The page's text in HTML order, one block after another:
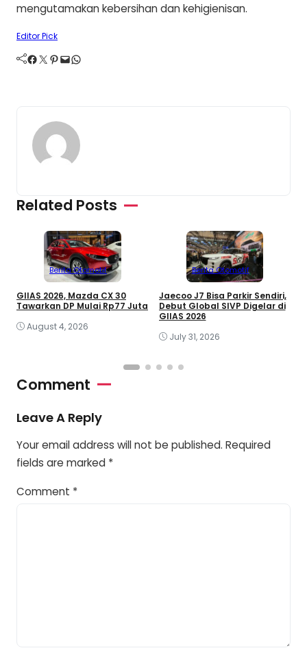
mengutamakan kebersihan dan kehigienisan.
Editor Pick
Facebook Twitter Pinterest Mail WhatsApp
Related Posts
Berita Otomotif
GIIAS 2026, Mazda CX 30
Tawarkan DP Mulai Rp77 Juta
August 4, 2026
Berita Otomotif
Jaecoo J7 Bisa Parkir Sendiri,
Debut Global SIVP Digelar di
GIIAS 2026
July 31, 2026
Comment
Leave A Reply
Your email address will not be published. Required
fields are marked *
Comment *